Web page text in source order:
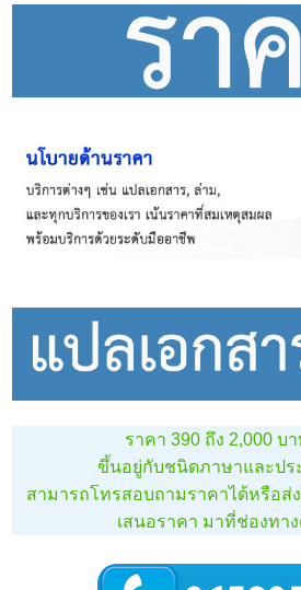
ราคา 390 ถึง 2,000 บ
ขึ้นอยู่กับชนิดภาษาและปร
สามารถโทรสอบถามราคาได้หรือส่
เสนอราคา มาที่ช่องทา